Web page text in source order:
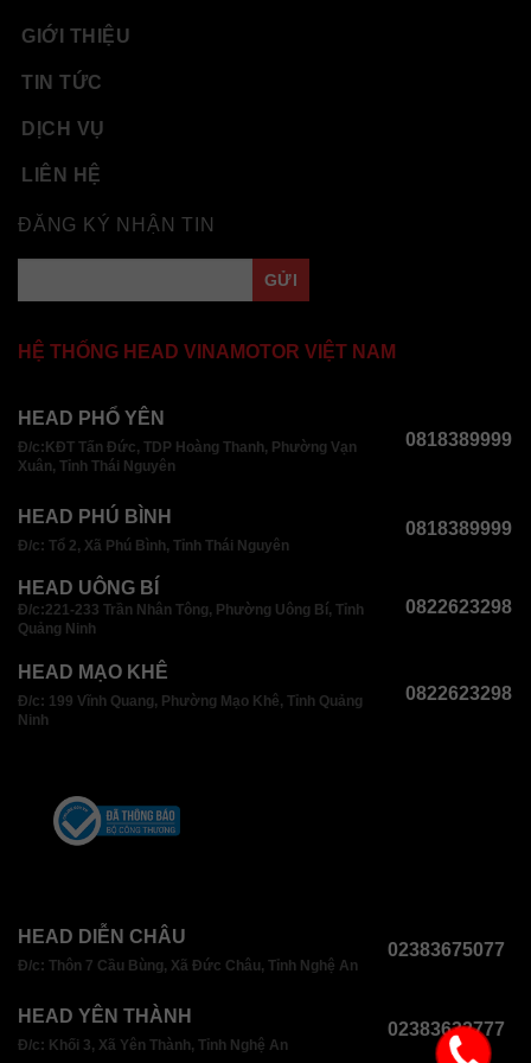
GIỚI THIỆU
TIN TỨC
DỊCH VỤ
LIÊN HỆ
ĐĂNG KÝ NHẬN TIN
HỆ THỐNG HEAD VINAMOTOR VIỆT NAM
HEAD PHỔ YÊN
Đ/c:KĐT Tấn Đức, TDP Hoàng Thanh, Phường Vạn
Xuân, Tỉnh Thái Nguyên
0818389999
HEAD PHÚ BÌNH
Đ/c: Tổ 2, Xã Phú Bình, Tỉnh Thái Nguyên
0818389999
HEAD UÔNG BÍ
Đ/c:221-233 Trần Nhân Tông, Phường Uông Bí, Tỉnh
Quảng Ninh
0822623298
HEAD MẠO KHÊ
Đ/c: 199 Vĩnh Quang, Phường Mạo Khê, Tỉnh Quảng
Ninh
0822623298
HEAD DIỄN CHÂU
Đ/c: Thôn 7 Cầu Bùng, Xã Đức Châu, Tỉnh Nghệ An
02383675077
HEAD YÊN THÀNH
Đ/c: Khối 3, Xã Yên Thành, Tỉnh Nghệ An
02383632777